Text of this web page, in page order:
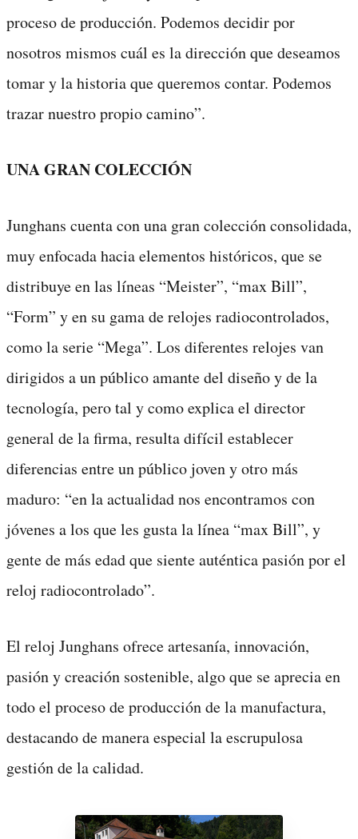
proceso de producción. Podemos decidir por
nosotros mismos cuál es la dirección que deseamos
tomar y la historia que queremos contar. Podemos
trazar nuestro propio camino”.
UNA GRAN COLECCIÓN
Junghans cuenta con una gran colección consolidada,
muy enfocada hacia elementos históricos, que se
distribuye en las líneas “Meister”, “max Bill”,
“Form” y en su gama de relojes radiocontrolados,
como la serie “Mega”. Los diferentes relojes van
dirigidos a un público amante del diseño y de la
tecnología, pero tal y como explica el director
general de la firma, resulta difícil establecer
diferencias entre un público joven y otro más
maduro: “en la actualidad nos encontramos con
jóvenes a los que les gusta la línea “max Bill”, y
gente de más edad que siente auténtica pasión por el
reloj radiocontrolado”.
El reloj Junghans ofrece artesanía, innovación,
pasión y creación sostenible, algo que se aprecia en
todo el proceso de producción de la manufactura,
destacando de manera especial la escrupulosa
gestión de la calidad.